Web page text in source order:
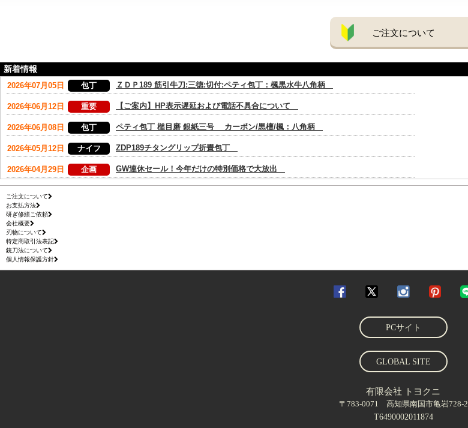
ご注文について
新着情報
ご注文について
お支払方法
研ぎ修繕ご依頼
会社概要
刃物について
特定商取引法表記
銃刀法について
個人情報保護方針
PCサイト
GLOBAL SITE
有限会社 トヨクニ
〒783-0071 高知県南国市亀岩728-2
T6490002011874